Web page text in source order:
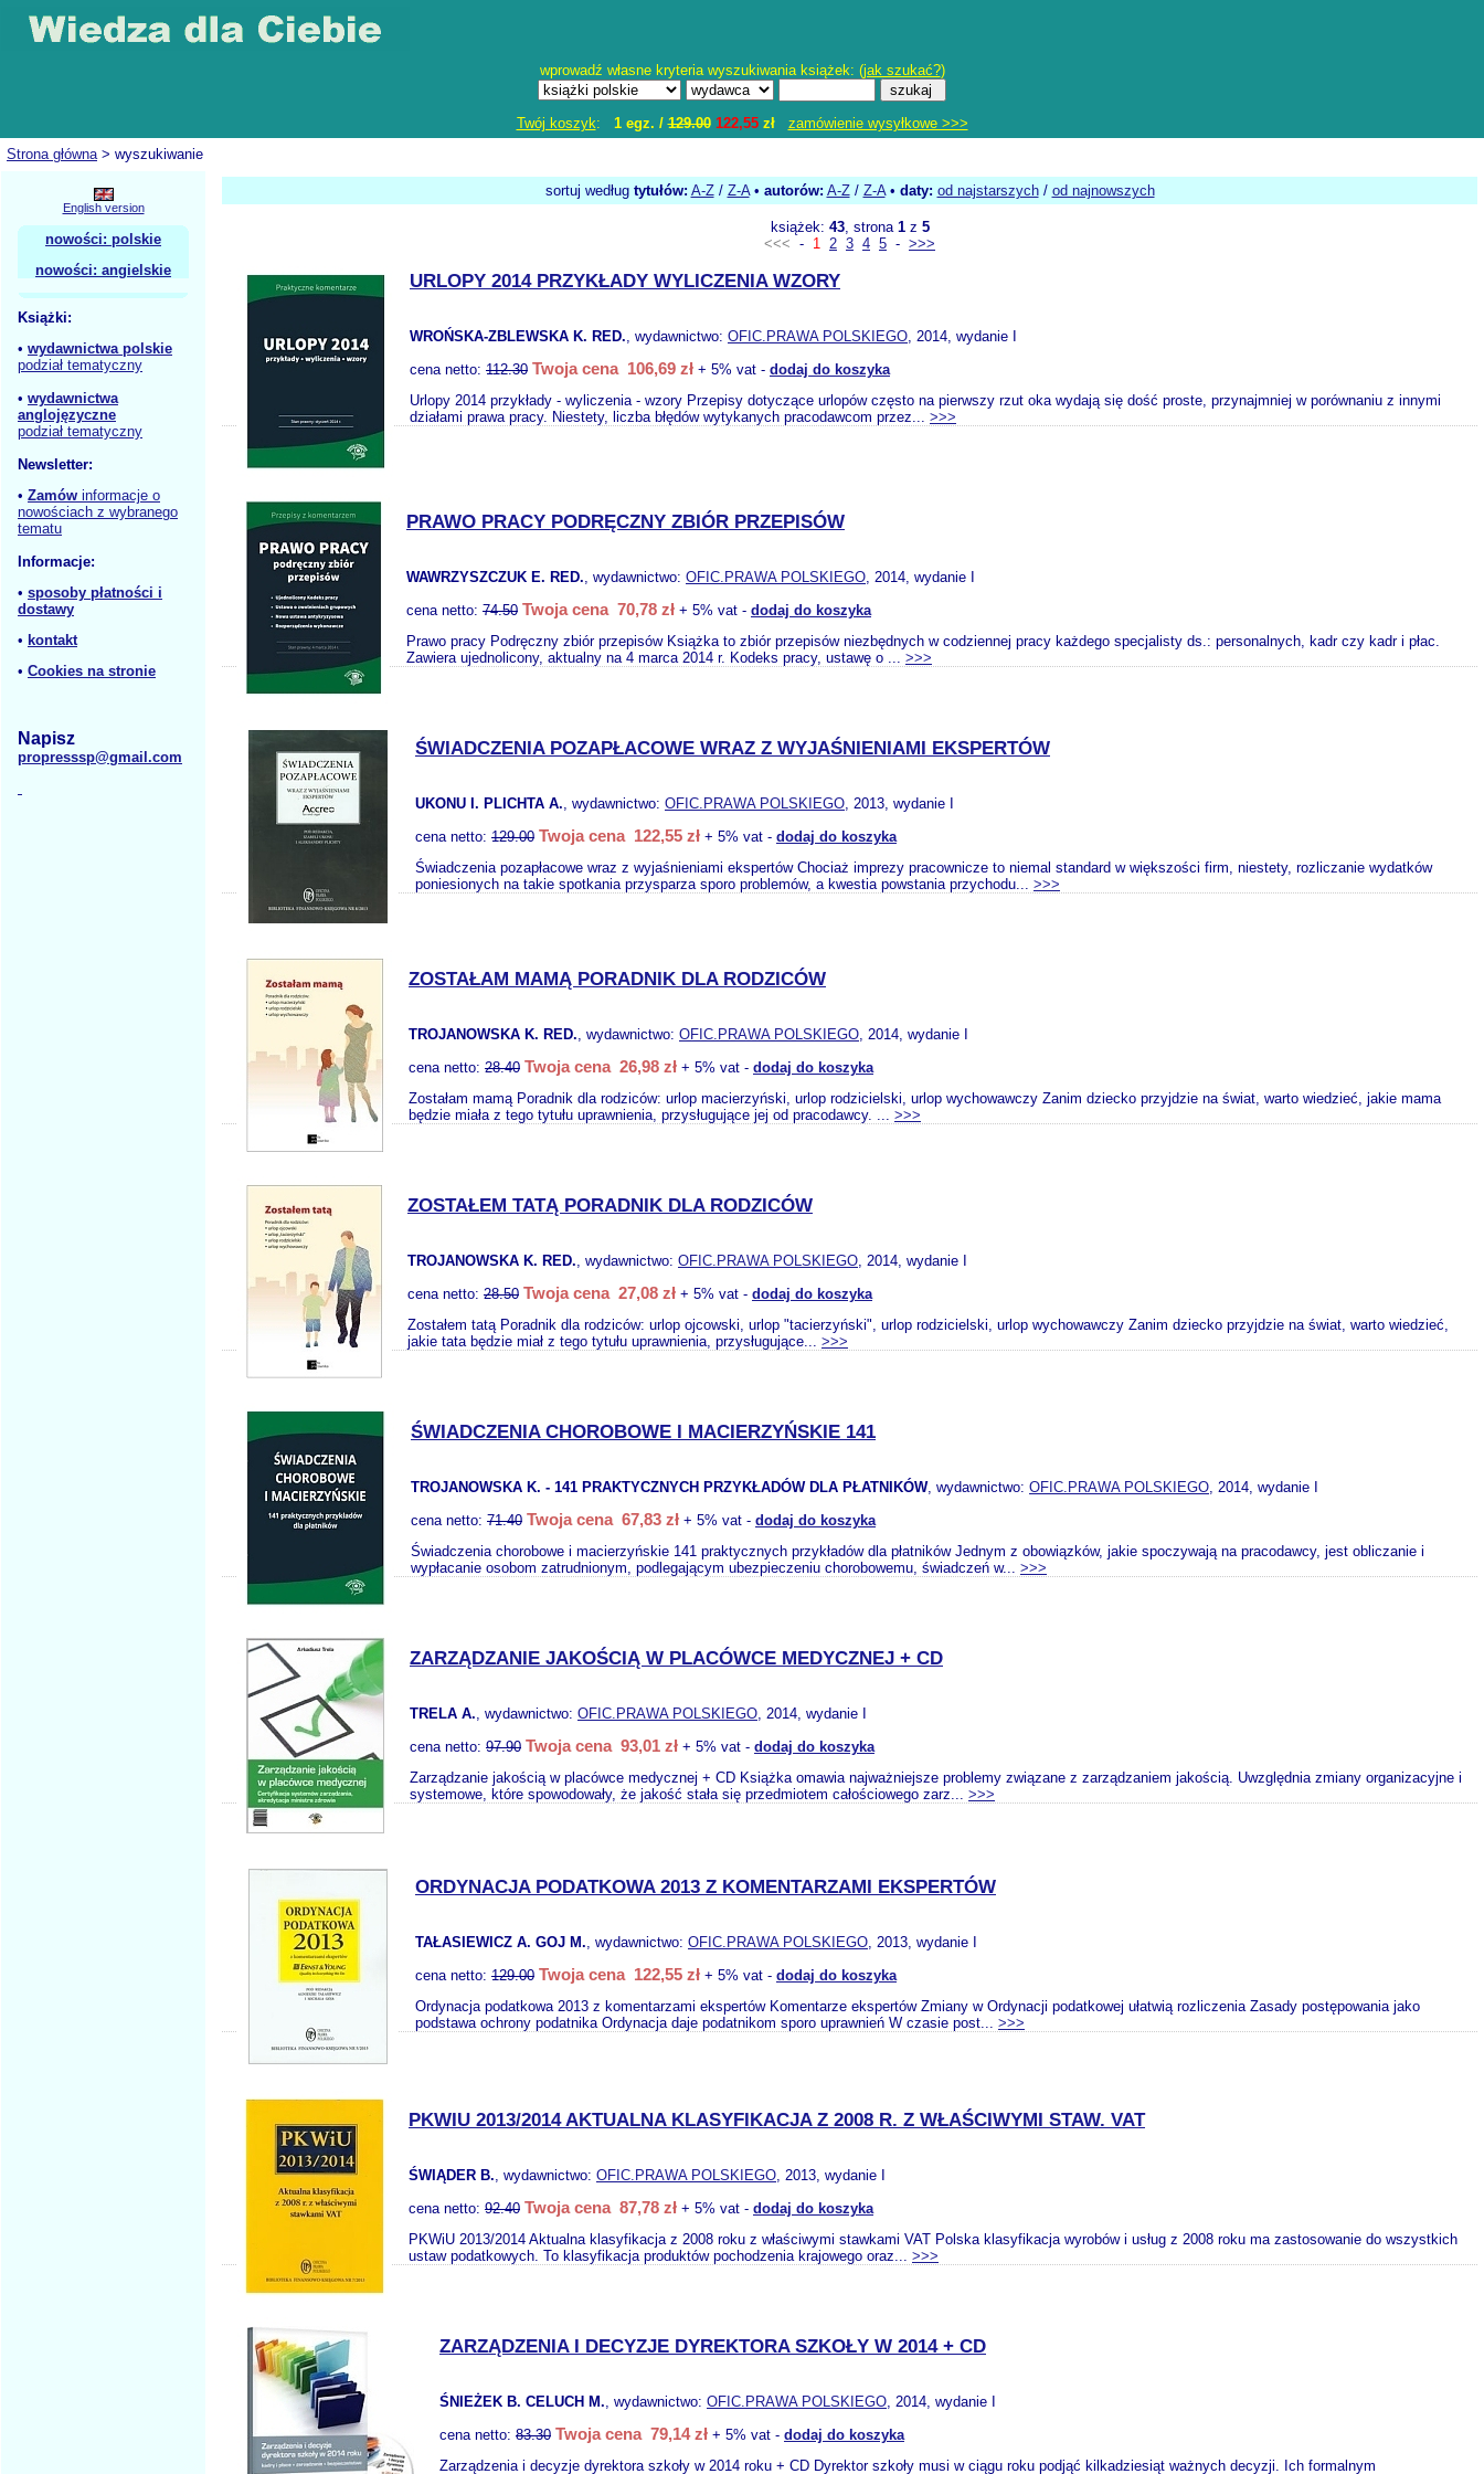
wprowadź własne kryteria wyszukiwania książek: (jak szukać?)
Twój koszyk: 1 egz. /129.00 122,55zł
zamówienie wysyłkowe >>>
Strona główna> wyszukiwanie
English version
nowości: polskie
nowości: angielskie
Książki:
• wydawnictwa polskie
podział tematyczny
• wydawnictwa
anglojęzyczne
podział tematyczny
Newsletter:
• Zamów informacje o
nowościach z wybranego
tematu
Informacje:
• sposoby płatności i
dostawy
• kontakt
• Cookies na stronie
Napisz
propresssp@gmail.com
sortuj według tytułów: A-Z/ Z-A• autorów: A-Z/ Z-A• daty: od najstarszych/ od najnowszych
książek: 43, strona 1z 5
<<< - 1 2 3 4 5 - >>>
URLOPY 2014 PRZYKŁADY WYLICZENIA WZORY
WROŃSKA-ZBLEWSKA K. RED., wydawnictwo: OFIC.PRAWA POLSKIEGO, 2014, wydanie I
cena netto: 112.30 Twoja cena 106,69 zł + 5% vat - dodaj do koszyka
Urlopy 2014 przykłady - wyliczenia - wzory Przepisy dotyczące urlopów często na pierwszy rzut oka wydają się dość proste, przynajmniej w porównaniu z innymi
działami prawa pracy. Niestety, liczba błędów wytykanych pracodawcom przez... >>>
PRAWO PRACY PODRĘCZNY ZBIÓR PRZEPISÓW
WAWRZYSZCZUK E. RED., wydawnictwo: OFIC.PRAWA POLSKIEGO, 2014, wydanie I
cena netto: 74.50 Twoja cena 70,78 zł + 5% vat - dodaj do koszyka
Prawo pracy Podręczny zbiór przepisów Książka to zbiór przepisów niezbędnych w codziennej pracy każdego specjalisty ds.: personalnych, kadr czy kadr i płac.
Zawiera ujednolicony, aktualny na 4 marca 2014 r. Kodeks pracy, ustawę o ... >>>
ŚWIADCZENIA POZAPŁACOWE WRAZ Z WYJAŚNIENIAMI EKSPERTÓW
UKONU I. PLICHTA A., wydawnictwo: OFIC.PRAWA POLSKIEGO, 2013, wydanie I
cena netto: 129.00 Twoja cena 122,55 zł + 5% vat - dodaj do koszyka
Świadczenia pozapłacowe wraz z wyjaśnieniami ekspertów Chociaż imprezy pracownicze to niemal standard w większości firm, niestety, rozliczanie wydatków
poniesionych na takie spotkania przysparza sporo problemów, a kwestia powstania przychodu... >>>
ZOSTAŁAM MAMĄ PORADNIK DLA RODZICÓW
TROJANOWSKA K. RED., wydawnictwo: OFIC.PRAWA POLSKIEGO, 2014, wydanie I
cena netto: 28.40 Twoja cena 26,98 zł + 5% vat - dodaj do koszyka
Zostałam mamą Poradnik dla rodziców: urlop macierzyński, urlop rodzicielski, urlop wychowawczy Zanim dziecko przyjdzie na świat, warto wiedzieć, jakie mama
będzie miała z tego tytułu uprawnienia, przysługujące jej od pracodawcy. ... >>>
ZOSTAŁEM TATĄ PORADNIK DLA RODZICÓW
TROJANOWSKA K. RED., wydawnictwo: OFIC.PRAWA POLSKIEGO, 2014, wydanie I
cena netto: 28.50 Twoja cena 27,08 zł + 5% vat - dodaj do koszyka
Zostałem tatą Poradnik dla rodziców: urlop ojcowski, urlop "tacierzyński", urlop rodzicielski, urlop wychowawczy Zanim dziecko przyjdzie na świat, warto wiedzieć,
jakie tata będzie miał z tego tytułu uprawnienia, przysługujące... >>>
ŚWIADCZENIA CHOROBOWE I MACIERZYŃSKIE 141
TROJANOWSKA K. - 141 PRAKTYCZNYCH PRZYKŁADÓW DLA PŁATNIKÓW, wydawnictwo: OFIC.PRAWA POLSKIEGO, 2014, wydanie I
cena netto: 71.40 Twoja cena 67,83 zł + 5% vat - dodaj do koszyka
Świadczenia chorobowe i macierzyńskie 141 praktycznych przykładów dla płatników Jednym z obowiązków, jakie spoczywają na pracodawcy, jest obliczanie i
wypłacanie osobom zatrudnionym, podlegającym ubezpieczeniu chorobowemu, świadczeń w... >>>
ZARZĄDZANIE JAKOŚCIĄ W PLACÓWCE MEDYCZNEJ + CD
TRELA A., wydawnictwo: OFIC.PRAWA POLSKIEGO, 2014, wydanie I
cena netto: 97.90 Twoja cena 93,01 zł + 5% vat - dodaj do koszyka
Zarządzanie jakością w placówce medycznej + CD Książka omawia najważniejsze problemy związane z zarządzaniem jakością. Uwzględnia zmiany organizacyjne i
systemowe, które spowodowały, że jakość stała się przedmiotem całościowego zarz... >>>
ORDYNACJA PODATKOWA 2013 Z KOMENTARZAMI EKSPERTÓW
TAŁASIEWICZ A. GOJ M., wydawnictwo: OFIC.PRAWA POLSKIEGO, 2013, wydanie I
cena netto: 129.00 Twoja cena 122,55 zł + 5% vat - dodaj do koszyka
Ordynacja podatkowa 2013 z komentarzami ekspertów Komentarze ekspertów Zmiany w Ordynacji podatkowej ułatwią rozliczenia Zasady postępowania jako
podstawa ochrony podatnika Ordynacja daje podatnikom sporo uprawnień W czasie post... >>>
PKWIU 2013/2014 AKTUALNA KLASYFIKACJA Z 2008 R. Z WŁAŚCIWYMI STAW. VAT
ŚWIĄDER B., wydawnictwo: OFIC.PRAWA POLSKIEGO, 2013, wydanie I
cena netto: 92.40 Twoja cena 87,78 zł + 5% vat - dodaj do koszyka
PKWiU 2013/2014 Aktualna klasyfikacja z 2008 roku z właściwymi stawkami VAT Polska klasyfikacja wyrobów i usług z 2008 roku ma zastosowanie do wszystkich
ustaw podatkowych. To klasyfikacja produktów pochodzenia krajowego oraz... >>>
ZARZĄDZENIA I DECYZJE DYREKTORA SZKOŁY W 2014 + CD
ŚNIEŻEK B. CELUCH M., wydawnictwo: OFIC.PRAWA POLSKIEGO, 2014, wydanie I
cena netto: 83.30 Twoja cena 79,14 zł + 5% vat - dodaj do koszyka
Zarządzenia i decyzje dyrektora szkoły w 2014 roku + CD Dyrektor szkoły musi w ciągu roku podjąć kilkadziesiąt ważnych decyzji. Ich formalnym